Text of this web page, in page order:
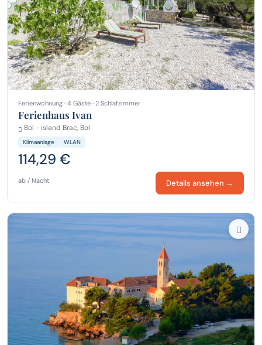
Ferienwohnung · 4 Gäste · 2 Schlafzimmer
Ferienhaus Ivan
Bol - island Brac, Bol
Klimaanlage WLAN
114,29 €
ab / Nacht Details ansehen →